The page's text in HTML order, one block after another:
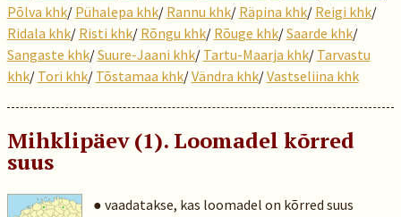
Põlva khk/ Pühalepa khk/ Rannu khk/ Räpina khk/ Reigi khk/
Ridala khk/ Risti khk/ Rõngu khk/ Rõuge khk/Saarde khk/
Sangaste khk/Suure-Jaani khk/ Tartu-Maarja khk/ Tarvastu
khk/ Tori khk/ Tõstamaa khk/Vändra khk/Vastseliina khk
Mihklipäev (1). Loomadel kõrred
suus
● vaadatakse, kas loomadel on kõrred suus